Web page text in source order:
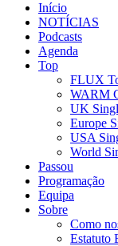
Início
NOTÍCIAS
Podcasts
Agenda
Top
FLUX
WARM
UK
Europe
USA
World
Passou
Programação
Equipa
Sobre
Como
Estatuto